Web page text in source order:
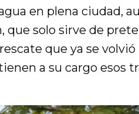
en plena ciudad,
que solo sirve de
que ya se volvió
a su cargo esos